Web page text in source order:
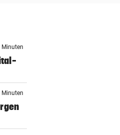
Minuten
Minuten